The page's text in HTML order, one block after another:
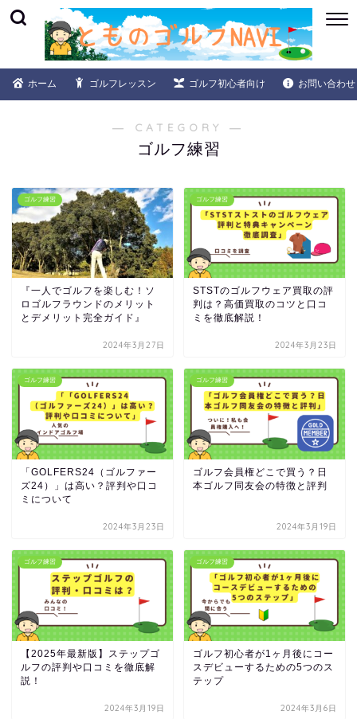
ホーム ゴルフレッスン ゴルフ初心者向け お問い合わせ
― CATEGORY ―
ゴルフ練習
ゴルフ練習
『一人でゴルフを楽しむ！ソ
ロゴルフラウンドのメリット
とデメリット完全ガイド』
2024年3月27日
ゴルフ練習
STSTのゴルフウェア買取の評
判は？高価買取のコツと口コ
ミを徹底解説！
2024年3月23日
ゴルフ練習
「GOLFERS24（ゴルファー
ズ24）」は高い？評判や口コ
ミについて
2024年3月23日
ゴルフ練習
ゴルフ会員権どこで買う？日
本ゴルフ同友会の特徴と評判
2024年3月19日
ゴルフ練習
【2025年最新版】ステップゴ
ルフの評判や口コミを徹底解
説！
2024年3月19日
ゴルフ練習
ゴルフ初心者が1ヶ月後にコー
スデビューするための5つのス
テップ
2024年3月6日